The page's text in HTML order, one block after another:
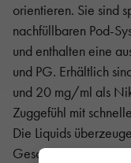
orientieren. Sie sind
nachfüllbaren Pod-
und enthalten eine
und PG. Erhältlich
und 20 mg/ml als
Zuggefühl mit
Die Liquids
Geschmacksvielfalt